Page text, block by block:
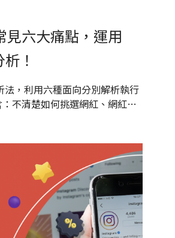
見六大痛點，運用
！
法，利用六種面向分別解析執行
不清楚如何挑選網紅、網紅回
等。KOL Radar 根據豐富的網
中可以更加順利，讓網紅行銷